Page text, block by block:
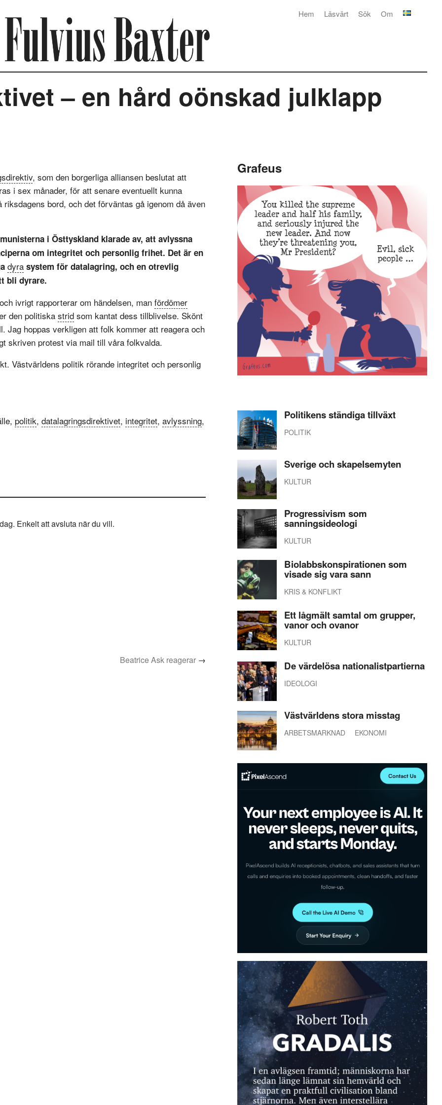
Om
Sök
Läsvärt
Hem
– en hård oönskad julklapp
, som den borgerliga alliansen beslutat att
i sex månader, för att senare eventuellt kunna
bord, och det förväntas gå igenom då även
i Östtyskland klarade av, att avlyssna
om integritet och personlig frihet. Det är en
dyra system för datalagring, och en otrevlig
bli dyrare.
ivrigt rapporterar om händelsen, man fördömer
den politiska strid som kantat dess tillblivelse. Skönt
Jag hoppas verkligen att folk kommer att reagera och
skriven protest via mail till våra folkvalda.
Västvärldens politik rörande integritet och personlig
politik, datalagringsdirektivet, integritet, avlyssning,
Enkelt att avsluta när du vill.
Beatrice Ask reagerar→
Grafeus
Politikens ständiga tillväxt
POLITIK
Sverige och skapelsemyten
KULTUR
Progressivism som
sanningsideologi
KULTUR
Biolabbskonspirationen som
visade sig vara sann
KRIS & KONFLIKT
Ett lågmält samtal om grupper,
vanor och ovanor
KULTUR
De värdelösa nationalistpartierna
IDEOLOGI
Västvärldens stora misstag
ARBETSMARKNAD EKONOMI